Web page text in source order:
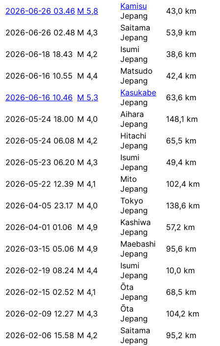
2026-06-26 03.46 M 5,8
Kamisu
Jepang
43,0 km
2026-06-26 02.48 M 4,3
Saitama
Jepang
53,9 km
2026-06-18 18.43 M 4,2
Isumi
Jepang
38,6 km
2026-06-16 10.55 M 4,4
Matsudo
Jepang
42,4 km
2026-06-16 10.46 M 5,3
Kasukabe
Jepang
63,6 km
2026-05-24 18.00 M 4,0
Aihara
Jepang
148,1 km
2026-05-24 06.08 M 4,2
Hitachi
Jepang
65,5 km
2026-05-23 06.20 M 4,3
Isumi
Jepang
49,4 km
2026-05-22 12.39 M 4,1
Mito
Jepang
102,4 km
2026-04-05 23.17 M 4,0
Tokyo
Jepang
138,6 km
2026-04-01 01.06 M 4,9
Kashiwa
Jepang
57,2 km
2026-03-15 05.06 M 4,9
Maebashi
Jepang
95,6 km
2026-02-19 08.24 M 4,4
Isumi
Jepang
10,0 km
2026-02-15 02.52 M 4,1
Ōta
Jepang
68,5 km
2026-02-09 12.27 M 4,3
Ōta
Jepang
104,2 km
2026-02-06 15.58 M 4,2
Saitama
Jepang
95,2 km